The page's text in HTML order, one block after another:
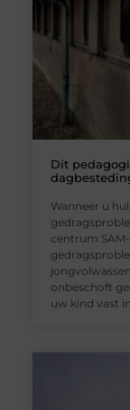
Dit
Wanneer u
centrum
onbeschoft
uw kind vast